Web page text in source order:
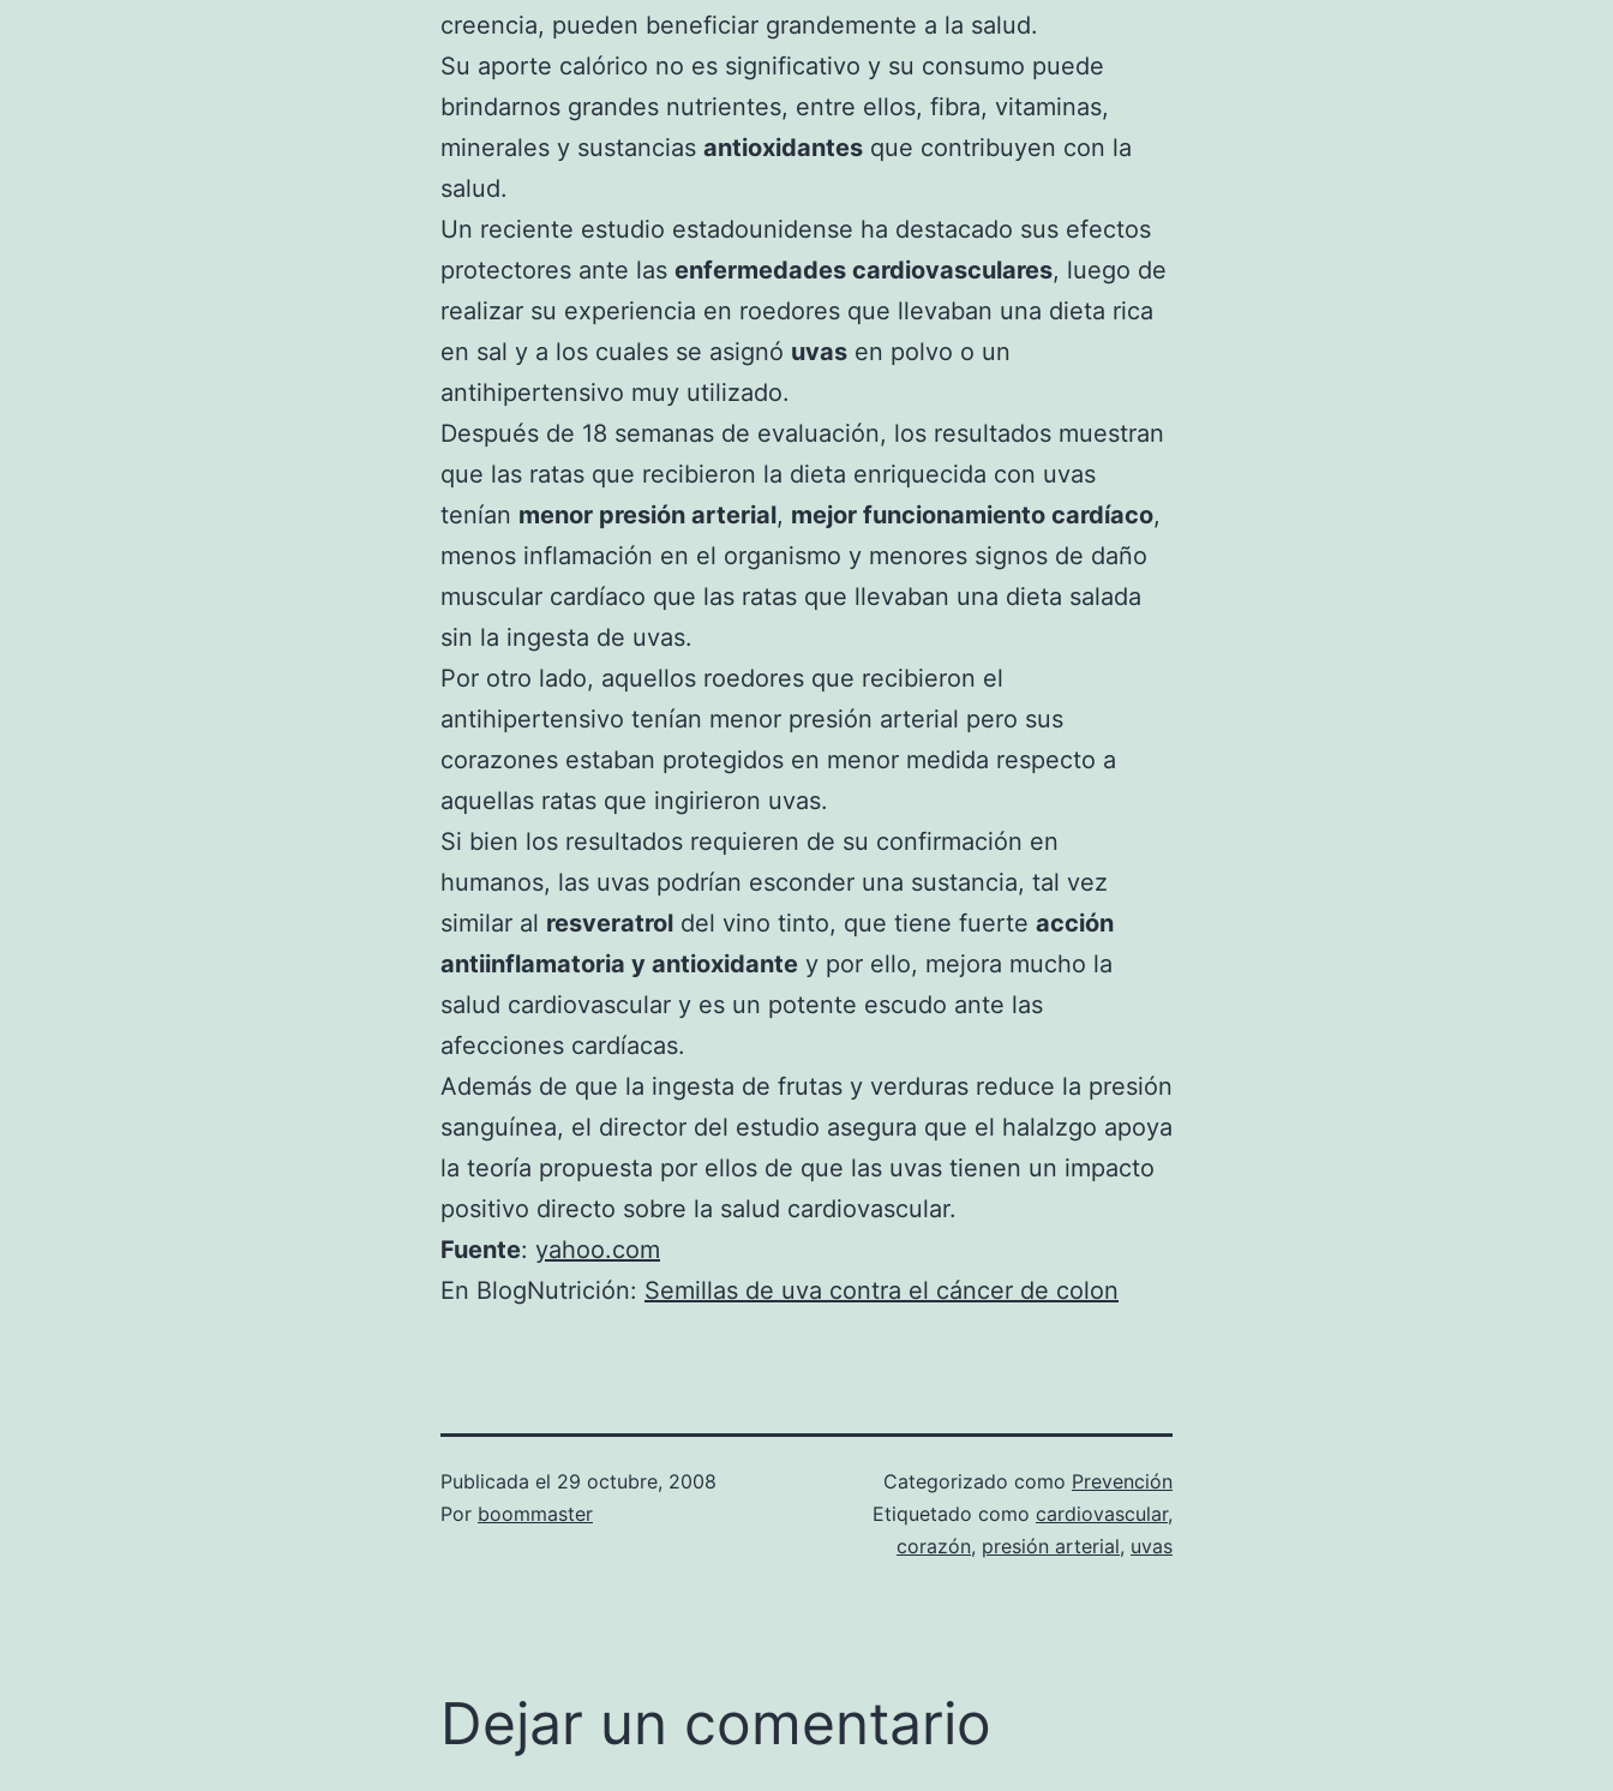
creencia, pueden beneficiar grandemente a la salud.
Su aporte calórico no es significativo y su consumo puede
brindarnos grandes nutrientes, entre ellos, fibra, vitaminas,
minerales y sustancias antioxidantes que contribuyen con la
salud.
Un reciente estudio estadounidense ha destacado sus efectos
protectores ante las enfermedades cardiovasculares, luego de
realizar su experiencia en roedores que llevaban una dieta rica
en sal y a los cuales se asignó uvas en polvo o un
antihipertensivo muy utilizado.
Después de 18 semanas de evaluación, los resultados muestran
que las ratas que recibieron la dieta enriquecida con uvas
tenían menor presión arterial, mejor funcionamiento cardíaco,
menos inflamación en el organismo y menores signos de daño
muscular cardíaco que las ratas que llevaban una dieta salada
sin la ingesta de uvas.
Por otro lado, aquellos roedores que recibieron el
antihipertensivo tenían menor presión arterial pero sus
corazones estaban protegidos en menor medida respecto a
aquellas ratas que ingirieron uvas.
Si bien los resultados requieren de su confirmación en
humanos, las uvas podrían esconder una sustancia, tal vez
similar al resveratrol del vino tinto, que tiene fuerte acción
antiinflamatoria y antioxidante y por ello, mejora mucho la
salud cardiovascular y es un potente escudo ante las
afecciones cardíacas.
Además de que la ingesta de frutas y verduras reduce la presión
sanguínea, el director del estudio asegura que el halalzgo apoya
la teoría propuesta por ellos de que las uvas tienen un impacto
positivo directo sobre la salud cardiovascular.
Fuente: yahoo.com
En BlogNutrición: Semillas de uva contra el cáncer de colon
Publicada el 29 octubre, 2008
Por boommaster
Categorizado como Prevención
Etiquetado como cardiovascular,
corazón, presión arterial, uvas
Dejar un comentario